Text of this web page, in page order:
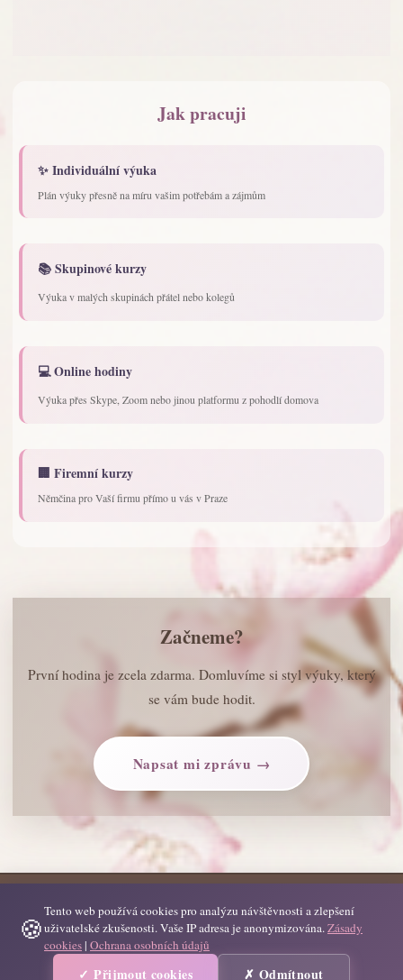
Jak pracuji
✨ Individuální výuka
Plán výuky přesně na míru vašim potřebám a zájmům
📚 Skupinové kurzy
Výuka v malých skupinách přátel nebo kolegů
💻 Online hodiny
Výuka přes Skype, Zoom nebo jinou platformu z pohodlí domova
🏢 Firemní kurzy
Němčina pro Vaší firmu přímo u vás v Praze
Začneme?
První hodina je zcela zdarma. Domluvíme si styl výuky, který
se vám bude hodit.
Napsat mi zprávu →
© 2026 Výuka jazyků a doučování. Všechna práva vyhrazena.
Zásady cookies|Ochrana osobních údajů
Vytvořeno s❤️pro lásku k jazykům a umění |SunnyBase.cz
🍪
Tento web používá cookies pro analýzu návštěvnosti a zlepšení
uživatelské zkušenosti. Vaše IP adresa je anonymizována.Zásady
cookies| Ochrana osobních údajů
✓ Přijmout cookies ✗ Odmítnout